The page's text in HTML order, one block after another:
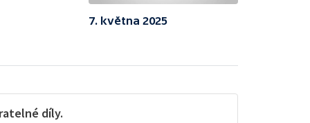
7. května 2025
díly.